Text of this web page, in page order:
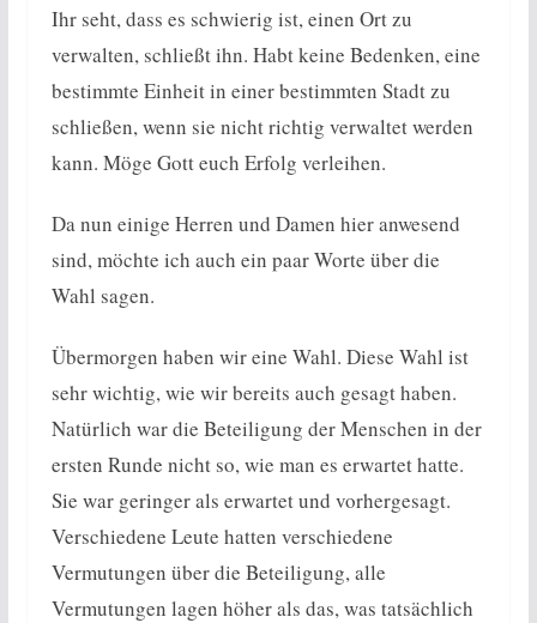
Ihr seht, dass es schwierig ist, einen Ort zu
verwalten, schließt ihn. Habt keine Bedenken, eine
bestimmte Einheit in einer bestimmten Stadt zu
schließen, wenn sie nicht richtig verwaltet werden
kann. Möge Gott euch Erfolg verleihen.
Da nun einige Herren und Damen hier anwesend
sind, möchte ich auch ein paar Worte über die
Wahl sagen.
Übermorgen haben wir eine Wahl. Diese Wahl ist
sehr wichtig, wie wir bereits auch gesagt haben.
Natürlich war die Beteiligung der Menschen in der
ersten Runde nicht so, wie man es erwartet hatte.
Sie war geringer als erwartet und vorhergesagt.
Verschiedene Leute hatten verschiedene
Vermutungen über die Beteiligung, alle
Vermutungen lagen höher als das, was tatsächlich